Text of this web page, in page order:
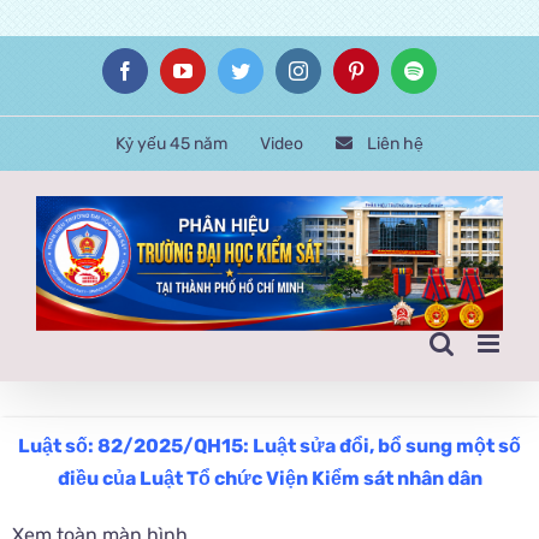
content
FacebookYouTubeTwitterInstagramPinterestSpotify
Kỷ yếu 45 năm Video Liên hệ
Luật số: 82/2025/QH15: Luật sửa đổi, bổ sung một số
điều của Luật Tổ chức Viện Kiểm sát nhân dân